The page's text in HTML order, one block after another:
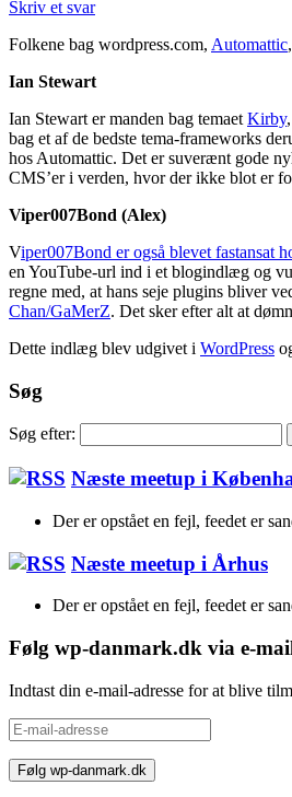
Skriv et svar
Folkene bag wordpress.com, Automattic
Ian Stewart
Ian Stewart er manden bag temaet Kirby
bag et af de bedste tema-frameworks
hos Automattic. Det er suverænt gode
CMS’er i verden, hvor der ikke blot er
Viper007Bond (Alex)
Viper007Bond er også blevet fastansat
en YouTube-url ind i et blogindlæg og
regne med, at hans seje plugins bliver
Chan/GaMerZ. Det sker efter alt at
Dette indlæg blev udgivet i WordPress
Søg
Søg efter:
Næste meetup i
Der er opstået en fejl, feedet er
Næste meetup i Århus
Der er opstået en fejl, feedet er
Følg wp-danmark.dk via e-
Indtast din e-mail-adresse for at blive
E-
mail-
adresse